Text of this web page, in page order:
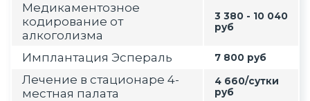
Медикаментозное
кодирование от
алкоголизма
3 380 - 10 040
руб
Имплантация Эспераль 7 800 руб
Лечение в стационаре 4-
местная палата
4 660/сутки
руб